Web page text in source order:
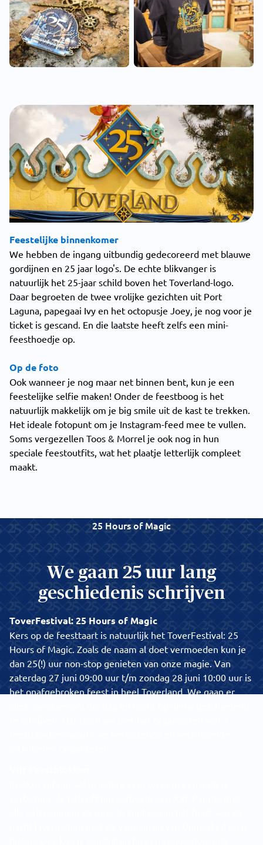
Feestelijke binnenkomer
We hebben de ingang uitbundig gedecoreerd met blauwe
gordijnen en 25 jaar logo's. De echte blikvanger is
natuurlijk het 25-jaar schild boven het Toverland-logo.
Daar begroeten de twee vrolijke gezichten uit Port
Laguna, papegaai Ivy en het octopusje Joey, je nog voor je
ticket is gescand. En die laatste heeft zelfs een mini-
feesthoedje op.
Op de foto
Ook wanneer je nog maar net binnen bent, kun je een
feestelijke selfie maken! Onder de feestboog is het
natuurlijk makkelijk om je big smile uit de kast te trekken.
Het ideale fotopunt om je Instagram-feed mee te vullen.
Soms vergezellen Toos & Morrel je ook nog in hun
speciale feestoutfits, wat het plaatje letterlijk compleet
maakt.
25 Hours of Magic
We gaan 25 uur lang
geschiedenis schrijven
ToverFestival: 25 Hours of Magic
Kers op de feesttaart is natuurlijk het ToverFestival: 25
Hours of Magic. Zoals de naam al doet vermoeden kun je
dan 25(!) uur non-stop genieten van onze magie. Van
zaterdag 27 juni 09:00 uur t/m zondag 28 juni 10:00 uur is
het onafgebroken feest in heel Toverland. We gaan er